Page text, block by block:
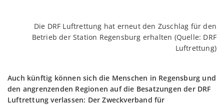
Die DRF Luftrettung hat erneut den Zuschlag für den
Betrieb der Station Regensburg erhalten (Quelle: DRF
Luftrettung)
Auch künftig können sich die Menschen in Regensburg und
den angrenzenden Regionen auf die Besatzungen der DRF
Luftrettung verlassen: Der Zweckverband für